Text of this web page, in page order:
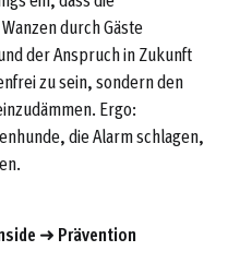
durch Gäste
der Anspruch in Zukunft
zu sein, sondern den
Ergo:
die Alarm schlagen,
➜ Prävention